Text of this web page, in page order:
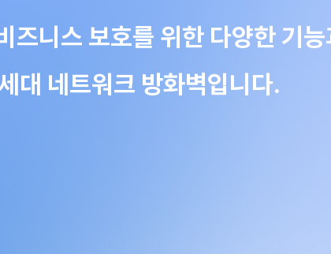
니스 보호를 위한 다양한 기능
대 네트워크 방화벽입니다.